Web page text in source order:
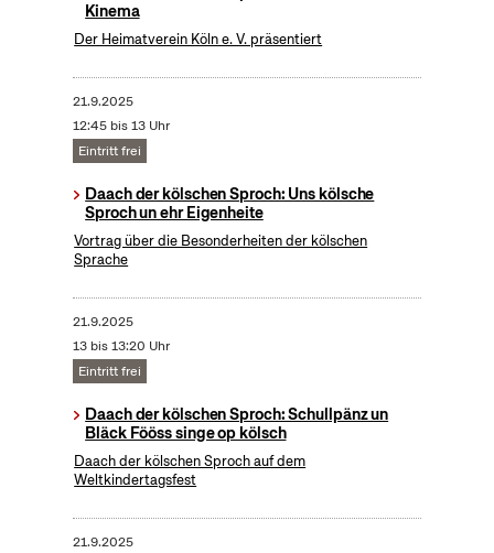
Kinema
Der Heimatverein Köln e. V. präsentiert
21.9.2025
12:45 bis 13 Uhr
Eintritt frei
Daach der kölschen Sproch: Uns kölsche
Sproch un ehr Eigenheite
Vortrag über die Besonderheiten der kölschen
Sprache
21.9.2025
13 bis 13:20 Uhr
Eintritt frei
Daach der kölschen Sproch: Schullpänz un
Bläck Fööss singe op kölsch
Daach der kölschen Sproch auf dem
Weltkindertagsfest
21.9.2025